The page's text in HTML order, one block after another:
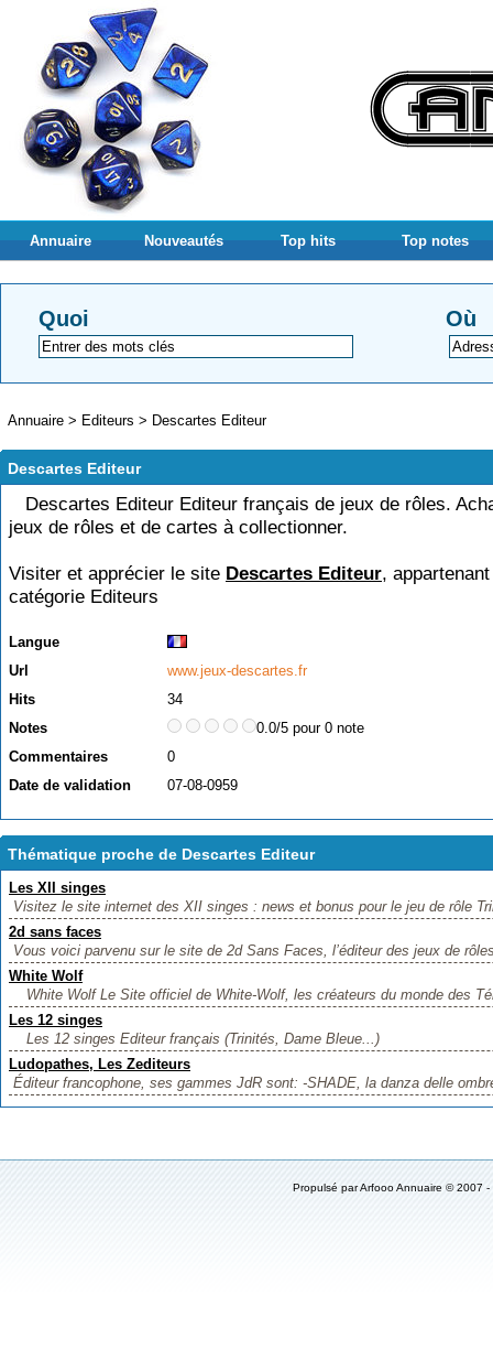
Annuaire Nouveautés Top hits Top notes
Quoi Où
Annuaire > Editeurs > Descartes Editeur
Descartes Editeur
Descartes Editeur Editeur français de jeux de rôles.
jeux de rôles et de cartes à collectionner.
Visiter et apprécier le site Descartes Editeur,
catégorie Editeurs
Langue
Url
www.jeux-descartes.fr
Hits
34
Notes
0.0/5 pour 0 note
Commentaires
0
Date de validation
07-08-0959
Thématique proche de Descartes Editeur
Les XII singes
Visitez le site internet des XII singes : news et bonus pour le jeu de rôle
2d sans faces
Vous voici parvenu sur le site de 2d Sans Faces, l’éditeur des jeux de
White Wolf
White Wolf Le Site officiel de White-Wolf, les créateurs du monde des
Les 12 singes
Les 12 singes Editeur français (Trinités, Dame Bleue...)
Ludopathes, Les Zediteurs
Éditeur francophone, ses gammes JdR sont: -SHADE, la danza delle
Propulsé parArfooo Annuaire © 2007